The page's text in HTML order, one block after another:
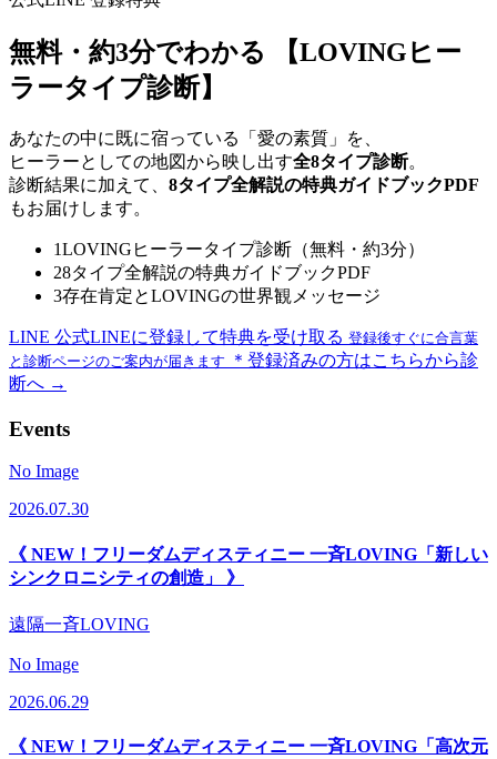
無料・約3分でわかる
【LOVINGヒー
ラータイプ診断】
あなたの中に既に宿っている「愛の素質」を、
ヒーラーとしての地図から映し出す全8タイプ診断。
診断結果に加えて、 8タイプ全解説の特典ガイドブックPDF
もお届けします。
1LOVINGヒーラータイプ診断（無料・約3分）
28タイプ全解説の特典ガイドブックPDF
3存在肯定とLOVINGの世界観メッセージ
LINE 公式LINEに登録して特典を受け取る 登録後すぐに合言葉
と診断ページのご案内が届きます
＊登録済みの方はこちらから診
断へ →
Events
No Image
2026.07.30
《 NEW！フリーダムディスティニー 一斉LOVING「新しい
シンクロニシティの創造」 》
遠隔一斉LOVING
No Image
2026.06.29
《 NEW！フリーダムディスティニー 一斉LOVING「高次元